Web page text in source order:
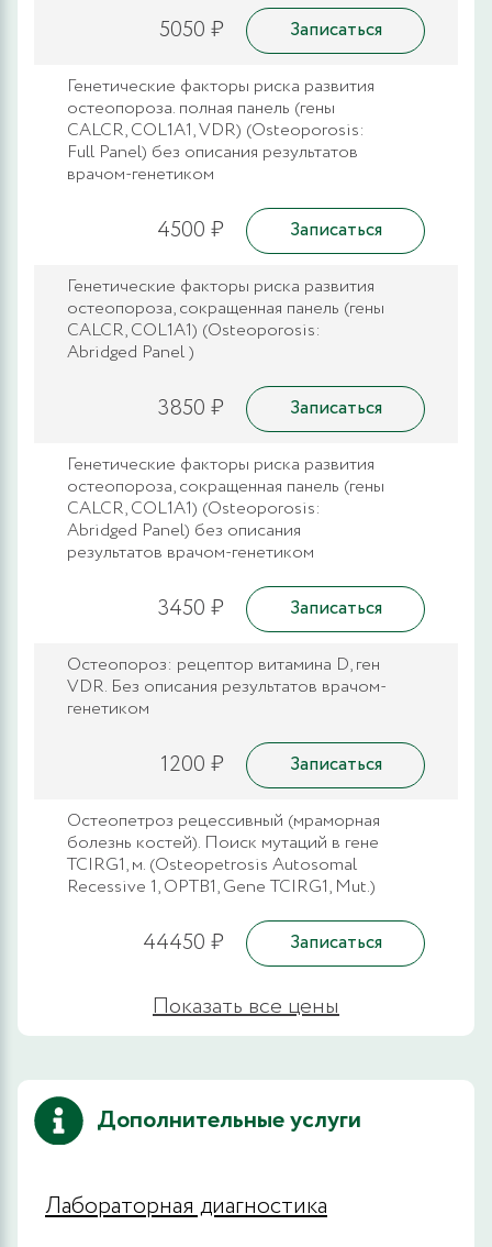
5050 ₽ Записаться
Генетические факторы риска развития
остеопороза. полная панель (гены
CALCR, COL1A1, VDR) (Osteoporosis:
Full Panel) без описания результатов
врачом-генетиком
4500 ₽ Записаться
Генетические факторы риска развития
остеопороза, сокращенная панель (гены
CALCR, COL1A1) (Osteoporosis:
Abridged Panel )
3850 ₽ Записаться
Генетические факторы риска развития
остеопороза, сокращенная панель (гены
CALCR, COL1A1) (Osteoporosis:
Abridged Panel) без описания
результатов врачом-генетиком
3450 ₽ Записаться
Остеопороз: рецептор витамина D, ген
VDR. Без описания результатов врачом-
генетиком
1200 ₽ Записаться
Остеопетроз рецессивный (мраморная
болезнь костей). Поиск мутаций в гене
TCIRG1, м. (Osteopetrosis Autosomal
Recessive 1, OPTB1, Gene TCIRG1, Mut.)
44450 ₽ Записаться
Показать все цены
Дополнительные услуги
Лабораторная диагностика